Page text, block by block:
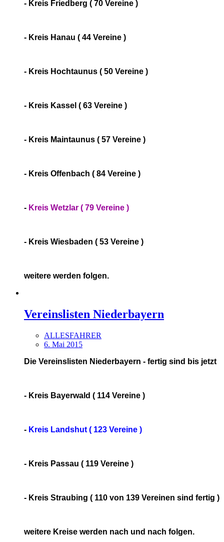
- Kreis Friedberg ( 70 Vereine )
- Kreis Hanau ( 44 Vereine )
- Kreis Hochtaunus ( 50 Vereine )
- Kreis Kassel ( 63 Vereine )
- Kreis Maintaunus ( 57 Vereine )
- Kreis Offenbach ( 84 Vereine )
- Kreis Wetzlar ( 79 Vereine )
- Kreis Wiesbaden ( 53 Vereine )
weitere werden folgen.
Vereinslisten Niederbayern
ALLESFAHRER
6. Mai 2015
Die Vereinslisten Niederbayern - fertig sind bis jetzt
- Kreis Bayerwald ( 114 Vereine )
- Kreis Landshut ( 123 Vereine )
- Kreis Passau ( 119 Vereine )
- Kreis Straubing ( 110 von 139 Vereinen sind fertig )
weitere Kreise werden nach und nach folgen.